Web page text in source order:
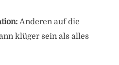
Anderen auf die
klüger sein als alles